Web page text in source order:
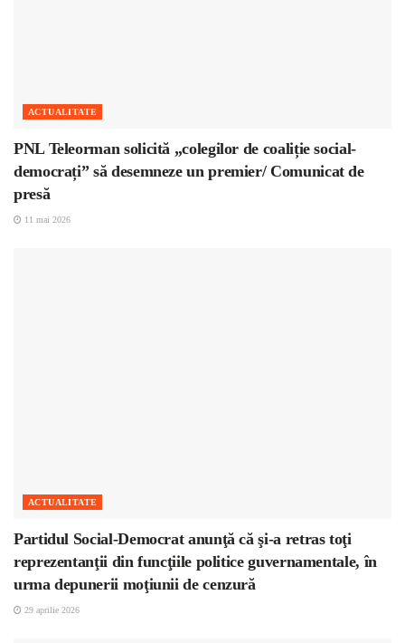
ACTUALITATE
PNL Teleorman solicită „colegilor de coaliție social-
democrați” să desemneze un premier/ Comunicat de
presă
11 mai 2026
ACTUALITATE
Partidul Social-Democrat anunţă că şi-a retras toţi
reprezentanţii din funcţiile politice guvernamentale, în
urma depunerii moţiunii de cenzură
29 aprilie 2026